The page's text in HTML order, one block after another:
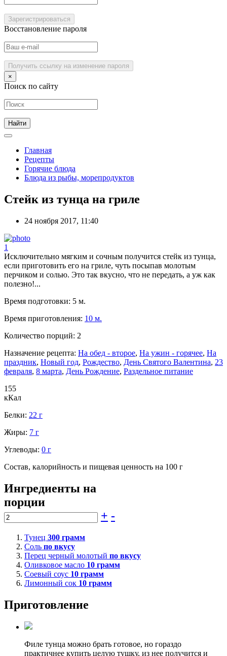
Зарегистрироваться
Восстановление пароля
Получить ссылку на изменение пароля
×
Поиск по сайту
Главная
Рецепты
Горячие блюда
Блюда из рыбы, морепродуктов
Стейк из тунца на гриле
24 ноября 2017, 11:40
1
Исключительно мягким и сочным получится стейк из тунца,
если приготовить его на гриле, чуть посыпав молотым
перчиком и солью. Это так вкусно, что не передать, а уж как
полезно!...
Время подготовки: 5 м.
Время приготовления: 10 м.
Количество порций: 2
Назначение рецепта: На обед - второе, На ужин - горячее, На
праздник, Новый год, Рождество, День Святого Валентина, 23
февраля, 8 марта, День Рождение, Раздельное питание
155
кКал
Белки: 22 г
Жиры: 7 г
Углеводы: 0 г
Состав, калорийность и пищевая ценность на 100 г
Ингредиенты на
порции
+ -
Тунец 300 грамм
Соль по вкусу
Перец черный молотый по вкусу
Оливковое масло 10 грамм
Соевый соус 10 грамм
Лимонный сок 10 грамм
Приготовление
Филе тунца можно брать готовое, но гораздо
практичнее купить целую тушку, из нее получится и